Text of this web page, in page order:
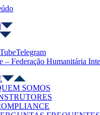
Telegram
SOMOS